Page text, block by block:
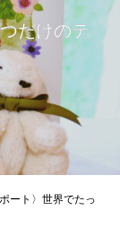
だけのテ
ン
ポート〉世界でたっ